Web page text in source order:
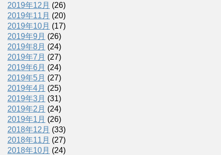
2019年12月 (26)
2019年11月 (20)
2019年10月 (17)
2019年9月 (26)
2019年8月 (24)
2019年7月 (27)
2019年6月 (24)
2019年5月 (27)
2019年4月 (25)
2019年3月 (31)
2019年2月 (24)
2019年1月 (26)
2018年12月 (33)
2018年11月 (27)
2018年10月 (24)